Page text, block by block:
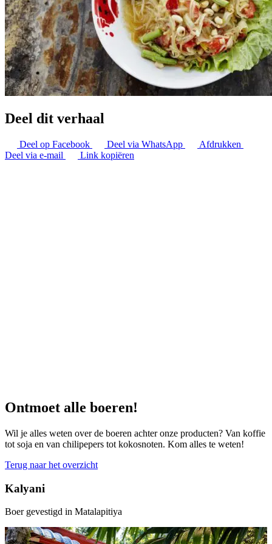
Deel dit verhaal
Deel op Facebook Deel via WhatsApp
Afdrukken
Deel via e-mail
Link kopiëren
Ontmoet alle boeren!
Wil je alles weten over de boeren achter onze producten? Van koffie
tot soja en van chilipepers tot kokosnoten. Kom alles te weten!
Terug naar het overzicht
Kalyani
Boer gevestigd in Matalapitiya